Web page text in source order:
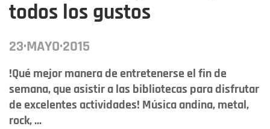
todos los gustos
23·MAYO·2015
!Qué mejor manera de entretenerse el fin de
semana, que asistir a las bibliotecas para disfrutar
de excelentes actividades! Música andina, metal,
rock, ...